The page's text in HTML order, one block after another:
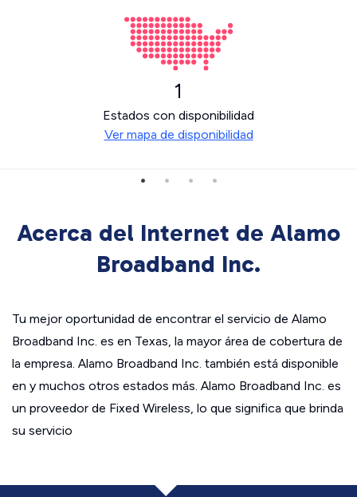
1
Estados con disponibilidad
Ver mapa de disponibilidad
Acerca del Internet de Alamo
Broadband Inc.
Tu mejor oportunidad de encontrar el servicio de Alamo
Broadband Inc. es en Texas, la mayor área de cobertura de
la empresa. Alamo Broadband Inc. también está disponible
en y muchos otros estados más. Alamo Broadband Inc. es
un proveedor de Fixed Wireless, lo que significa que brinda
su servicio